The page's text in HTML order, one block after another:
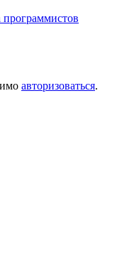
программистов
авторизоваться.